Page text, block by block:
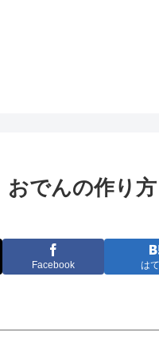
でんの作り
Facebook は